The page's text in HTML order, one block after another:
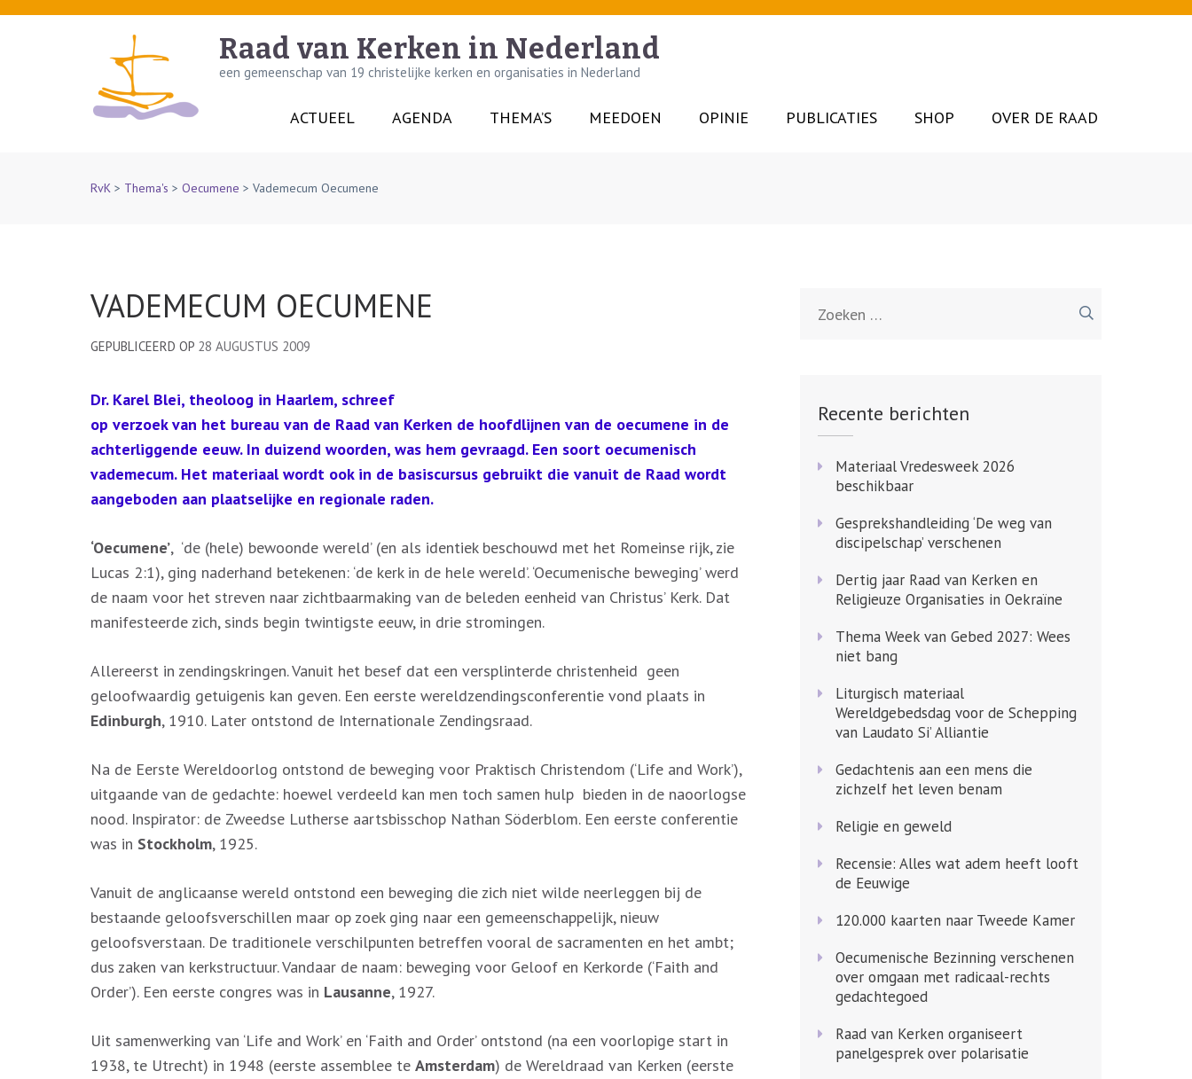
Skip
Raad van Kerken in Nederland
een gemeenschap van 19 christelijke kerken en organisaties in Nederland
ACTUEEL AGENDA THEMA’S MEEDOEN OPINIE PUBLICATIES SHOP OVER DE RAAD
RvK > Thema's > Oecumene > Vademecum Oecumene
VADEMECUM OECUMENE
GEPUBLICEERD OP 28 AUGUSTUS 2009
Dr. Karel Blei, theoloog in Haarlem, schreef
op verzoek van het bureau van de Raad van Kerken de hoofdlijnen van de oecumene in de
achterliggende eeuw. In duizend woorden, was hem gevraagd. Een soort oecumenisch
vademecum. Het materiaal wordt ook in de basiscursus gebruikt die vanuit de Raad wordt
aangeboden aan plaatselijke en regionale raden.
‘Oecumene’, ‘de (hele) bewoonde wereld’ (en als identiek beschouwd met het Romeinse rijk, zie
Lucas 2:1), ging naderhand betekenen: ‘de kerk in de hele wereld’. ‘Oecumenische beweging’ werd
de naam voor het streven naar zichtbaarmaking van de beleden eenheid van Christus’ Kerk. Dat
manifesteerde zich, sinds begin twintigste eeuw, in drie stromingen.
Allereerst in zendingskringen. Vanuit het besef dat een versplinterde christenheid geen
geloofwaardig getuigenis kan geven. Een eerste wereldzendingsconferentie vond plaats in
Edinburgh, 1910. Later ontstond de Internationale Zendingsraad.
Na de Eerste Wereldoorlog ontstond de beweging voor Praktisch Christendom (‘Life and Work’),
uitgaande van de gedachte: hoewel verdeeld kan men toch samen hulp bieden in de naoorlogse
nood. Inspirator: de Zweedse Lutherse aartsbisschop Nathan Söderblom. Een eerste conferentie
was in Stockholm, 1925.
Vanuit de anglicaanse wereld ontstond een beweging die zich niet wilde neerleggen bij de
bestaande geloofsverschillen maar op zoek ging naar een gemeenschappelijk, nieuw
geloofsverstaan. De traditionele verschilpunten betreffen vooral de sacramenten en het ambt;
dus zaken van kerkstructuur. Vandaar de naam: beweging voor Geloof en Kerkorde (‘Faith and
Order’). Een eerste congres was in Lausanne, 1927.
Uit samenwerking van ‘Life and Work’ en ‘Faith and Order’ ontstond (na een voorlopige start in
1938, te Utrecht) in 1948 (eerste assemblee te Amsterdam) de Wereldraad van Kerken (eerste
naar:
Recente berichten
Materiaal Vredesweek 2026
beschikbaar
Gesprekshandleiding ‘De weg van
discipelschap’ verschenen
Dertig jaar Raad van Kerken en
Religieuze Organisaties in Oekraïne
Thema Week van Gebed 2027: Wees
niet bang
Liturgisch materiaal
Wereldgebedsdag voor de Schepping
van Laudato Si’ Alliantie
Gedachtenis aan een mens die
zichzelf het leven benam
Religie en geweld
Recensie: Alles wat adem heeft looft
de Eeuwige
120.000 kaarten naar Tweede Kamer
Oecumenische Bezinning verschenen
over omgaan met radicaal-rechts
gedachtegoed
Raad van Kerken organiseert
panelgesprek over polarisatie